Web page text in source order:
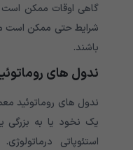
گاهی اوقات ممکن
شرایط حتی ممکن است
باشند.
ندول های
ندول های روماتوئید
یک نخود یا به بزرگی
استئوپاتی